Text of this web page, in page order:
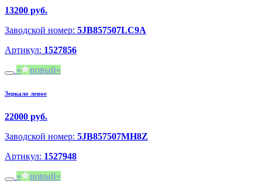
13200 руб.
Заводской номер: 5JB857507LC9A
Артикул: 1527856
новый
Зеркало левое
22000 руб.
Заводской номер: 5JB857507MH8Z
Артикул: 1527948
новый